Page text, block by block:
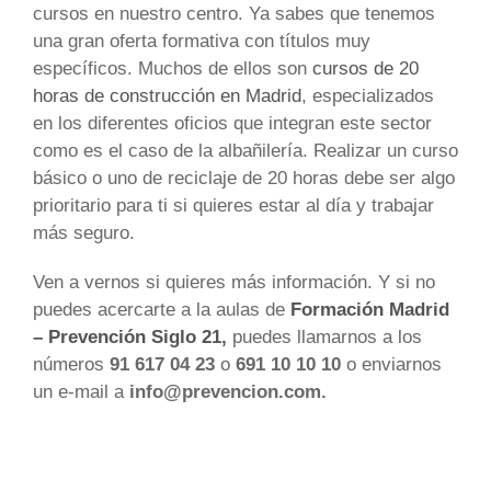
cursos en nuestro centro. Ya sabes que tenemos
una gran oferta formativa con títulos muy
específicos. Muchos de ellos son cursos de 20
horas de construcción en Madrid, especializados
en los diferentes oficios que integran este sector
como es el caso de la albañilería. Realizar un curso
básico o uno de reciclaje de 20 horas debe ser algo
prioritario para ti si quieres estar al día y trabajar
más seguro.
Ven a vernos si quieres más información. Y si no
puedes acercarte a la aulas de Formación Madrid
– Prevención Siglo 21, puedes llamarnos a los
números 91 617 04 23 o 691 10 10 10 o enviarnos
un e-mail a info@prevencion.com.